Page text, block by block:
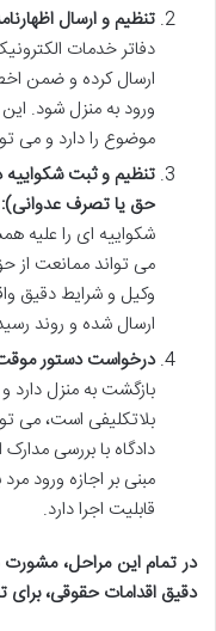
تنظیم و ارسال
دفاتر خدمات
ارسال کرده و ضمن
ورود به منزل شود.
موضوع را دارد و می
تنظیم و ثبت
حق یا تصرف عدوانی):
شکواییه ای را علیه
می تواند ممانعت از
وکیل و شرایط دقیق
ارسال شده و روند
درخواست دستور موقت
بازگشت به منزل
بلاتکلیفی است، می
دادگاه با بررسی
مبنی بر اجازه ورود
قابلیت اجرا دارد.
در تمام این مراحل،
دقیق اقدامات حقوقی،